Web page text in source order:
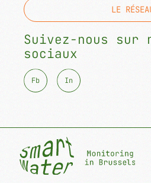
LE
Suivez-nous sur
sociaux
Fb In